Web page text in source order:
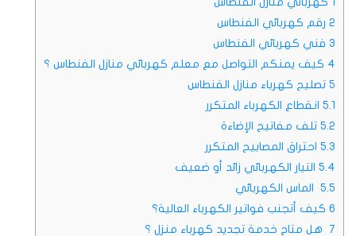
2 رقم كهربائي الفنطاس
3 فني كهربائي الفنطاس
4 كيف يمنكم التواصل مع معلم كهربائي منازل الفنطاس ؟
5 تصليح كهرباء منازل الفنطاس
5.1 انقطاع الكهرباء المتكرر
5.2 تلف مفاتيح الإضاءة
5.3 احتراق المصابيح المتكرر
5.4 التيار الكهربائي زائد أو ضعيف
5.5 الماس الكهربائي
6 كيف أتجنب فواتير الكهرباء العالية؟
7 هل متاح خدمة تجديد كهرباء منزل ؟